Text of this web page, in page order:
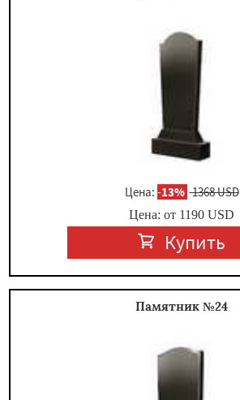
Цена: -13% 1368 USD
Цена: от 1190 USD
Купить
Памятник №24